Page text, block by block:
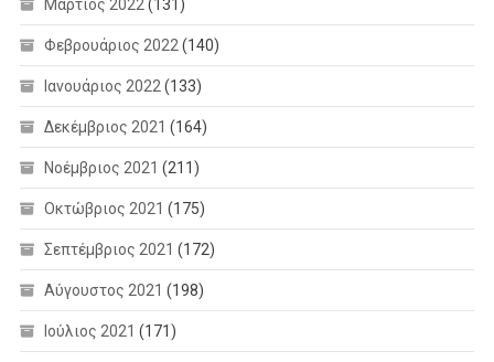
Μάρτιος 2022 (131)
Φεβρουάριος 2022 (140)
Ιανουάριος 2022 (133)
Δεκέμβριος 2021 (164)
Νοέμβριος 2021 (211)
Οκτώβριος 2021 (175)
Σεπτέμβριος 2021 (172)
Αύγουστος 2021 (198)
Ιούλιος 2021 (171)